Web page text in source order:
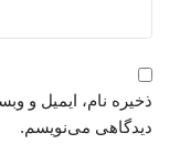
ذخیره نام، ایمیل و
دیدگاهی می‌نویسم.